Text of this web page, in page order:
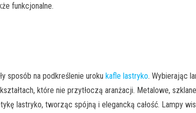
funkcjonalne.
sposób na podkreślenie uroku kafle lastryko. Wybierając
które nie przytłoczą aranżacji. Metalowe,
lastryko, tworząc spójną i elegancką całość. Lampy